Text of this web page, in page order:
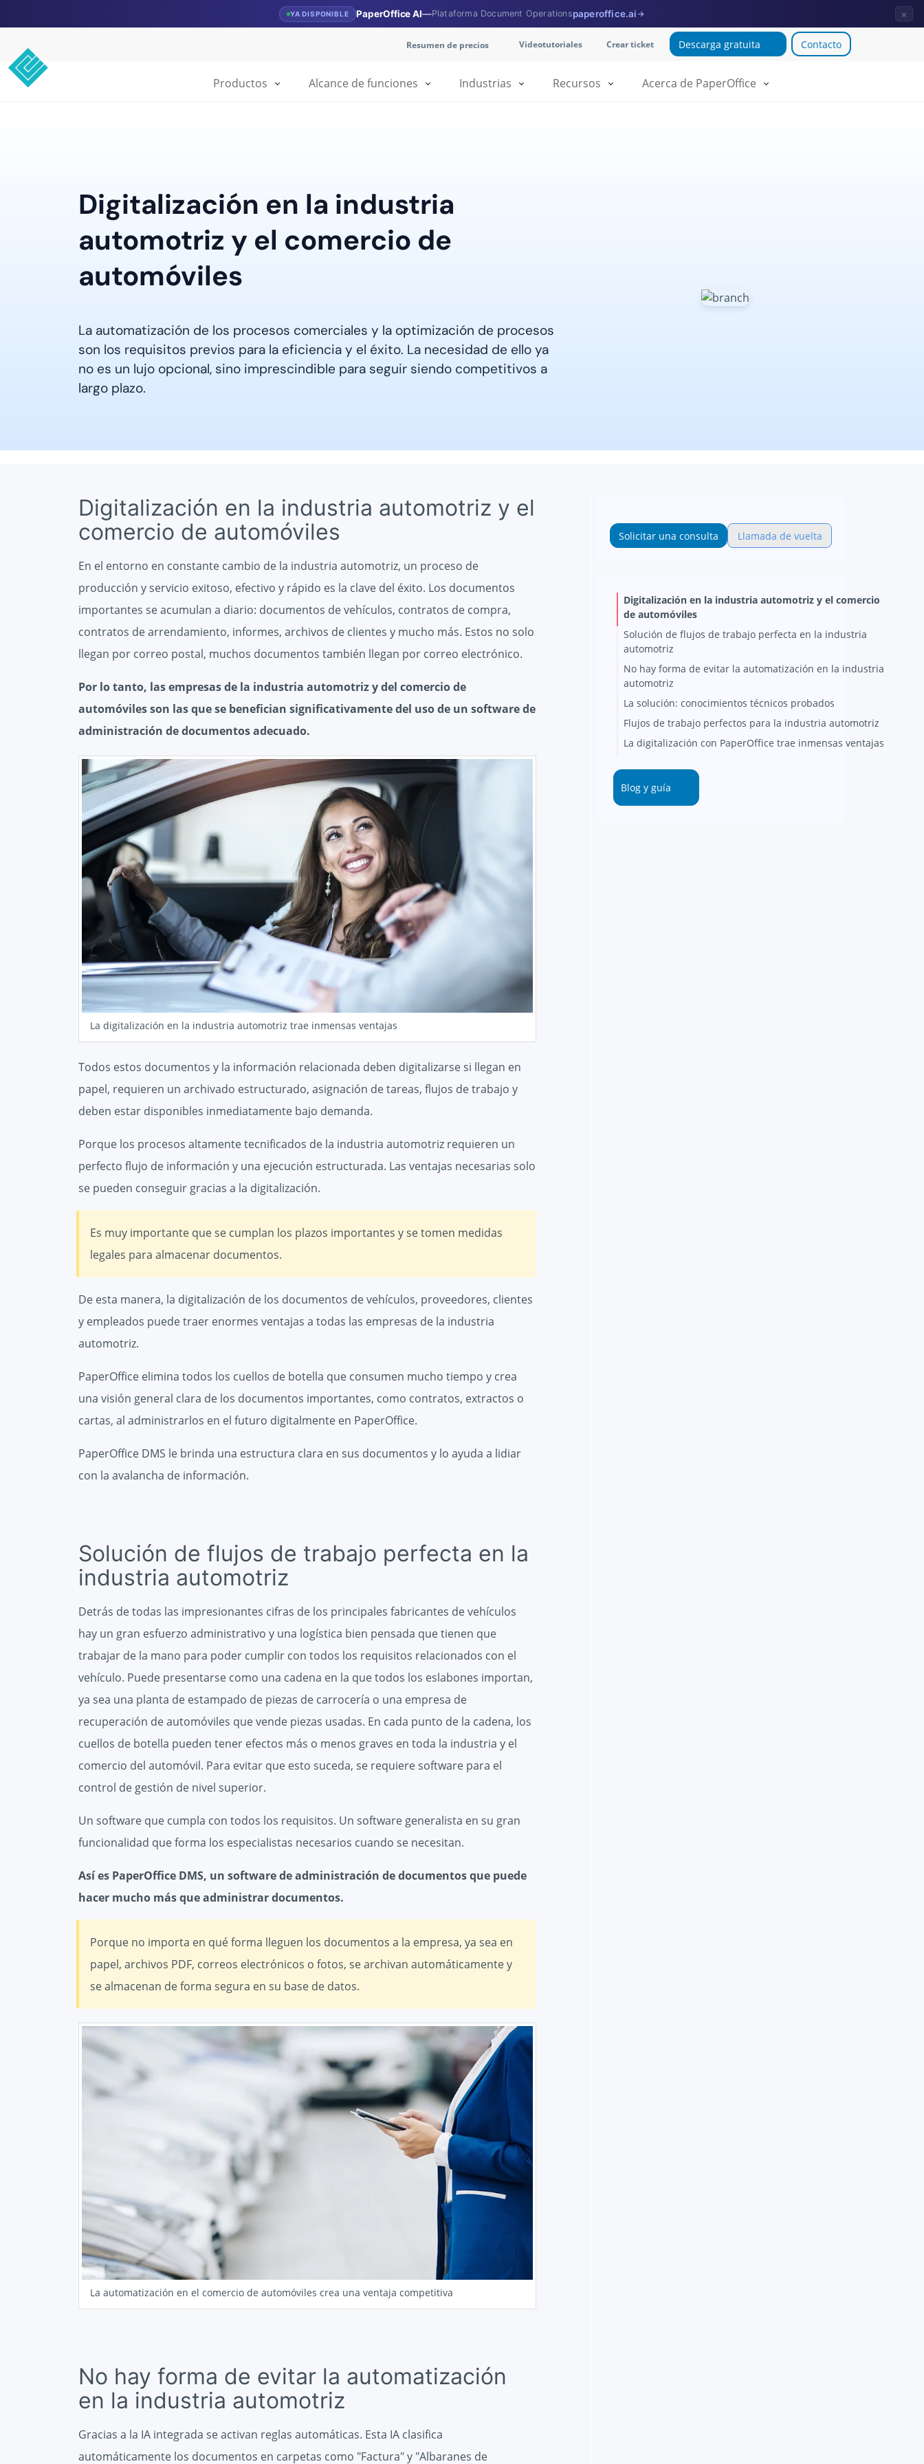
YA DISPONIBLE PaperOffice AI—Plataforma Document Operationspaperoffice.ai → ×
Resumen de precios Videotutoriales Crear ticket Descarga gratuita Contacto
Acerca de PaperOffice
Recursos
Industrias
Alcance de funciones
Productos
Digitalización en la industria
automotriz y el comercio de
automóviles
La automatización de los procesos comerciales y la optimización de procesos
son los requisitos previos para la eficiencia y el éxito. La necesidad de ello ya
no es un lujo opcional, sino imprescindible para seguir siendo competitivos a
largo plazo.
Digitalización en la industria automotriz y el
comercio de automóviles
En el entorno en constante cambio de la industria automotriz, un proceso de
producción y servicio exitoso, efectivo y rápido es la clave del éxito. Los documentos
importantes se acumulan a diario: documentos de vehículos, contratos de compra,
contratos de arrendamiento, informes, archivos de clientes y mucho más. Estos no solo
llegan por correo postal, muchos documentos también llegan por correo electrónico.
Por lo tanto, las empresas de la industria automotriz y del comercio de
automóviles son las que se benefician significativamente del uso de un software de
administración de documentos adecuado.
La digitalización en la industria automotriz trae inmensas ventajas
Todos estos documentos y la información relacionada deben digitalizarse si llegan en
papel, requieren un archivado estructurado, asignación de tareas, flujos de trabajo y
deben estar disponibles inmediatamente bajo demanda.
Porque los procesos altamente tecnificados de la industria automotriz requieren un
perfecto flujo de información y una ejecución estructurada. Las ventajas necesarias solo
se pueden conseguir gracias a la digitalización.
Es muy importante que se cumplan los plazos importantes y se tomen medidas
legales para almacenar documentos.
De esta manera, la digitalización de los documentos de vehículos, proveedores, clientes
y empleados puede traer enormes ventajas a todas las empresas de la industria
automotriz.
PaperOffice elimina todos los cuellos de botella que consumen mucho tiempo y crea
una visión general clara de los documentos importantes, como contratos, extractos o
cartas, al administrarlos en el futuro digitalmente en PaperOffice.
PaperOffice DMS le brinda una estructura clara en sus documentos y lo ayuda a lidiar
con la avalancha de información.
Solución de flujos de trabajo perfecta en la
industria automotriz
Detrás de todas las impresionantes cifras de los principales fabricantes de vehículos
hay un gran esfuerzo administrativo y una logística bien pensada que tienen que
trabajar de la mano para poder cumplir con todos los requisitos relacionados con el
vehículo. Puede presentarse como una cadena en la que todos los eslabones importan,
ya sea una planta de estampado de piezas de carrocería o una empresa de
recuperación de automóviles que vende piezas usadas. En cada punto de la cadena, los
cuellos de botella pueden tener efectos más o menos graves en toda la industria y el
comercio del automóvil. Para evitar que esto suceda, se requiere software para el
control de gestión de nivel superior.
Un software que cumpla con todos los requisitos. Un software generalista en su gran
funcionalidad que forma los especialistas necesarios cuando se necesitan.
Así es PaperOffice DMS, un software de administración de documentos que puede
hacer mucho más que administrar documentos.
Porque no importa en qué forma lleguen los documentos a la empresa, ya sea en
papel, archivos PDF, correos electrónicos o fotos, se archivan automáticamente y
se almacenan de forma segura en su base de datos.
La automatización en el comercio de automóviles crea una ventaja competitiva
No hay forma de evitar la automatización
en la industria automotriz
Gracias a la IA integrada se activan reglas automáticas. Esta IA clasifica
automáticamente los documentos en carpetas como "Factura" y "Albaranes de
Solicitar una consulta Llamada de vuelta
Digitalización en la industria automotriz y el comercio
de automóviles
Solución de flujos de trabajo perfecta en la industria
automotriz
No hay forma de evitar la automatización en la industria
automotriz
La solución: conocimientos técnicos probados
Flujos de trabajo perfectos para la industria automotriz
La digitalización con PaperOffice trae inmensas ventajas
Blog y guía